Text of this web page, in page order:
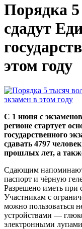
Порядка
сдадут
этом году
С 1 июня с
регионе стартует
государственного
сдавать 4797
прошлых лет, а
Сдающим напоминают,
паспорт и чёрную
Разрешено иметь при
Участникам с
можно пользоваться
устройствами —
электронными